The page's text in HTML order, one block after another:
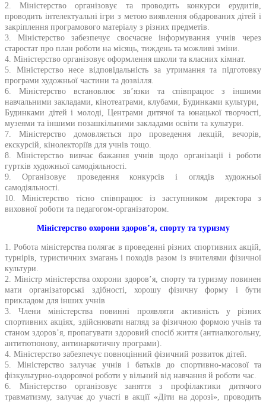
2. Міністерство організовує та проводить конкурси ерудитів,
проводить інтелектуальні ігри з метою виявлення обдарованих дітей і
закріплення програмового матеріалу з різних предметів.
3. Міністерство забезпечує своєчасне інформування учнів через
старостат про план роботи на місяць, тиждень та можливі зміни.
4. Міністерство організовує оформлення школи та класних кімнат.
5. Міністерство несе відповідальність за утримання та підготовку
програми художньої частини та дозвілля.
6. Міністерство встановлює зв’язки та співпрацює з іншими
навчальними закладами, кінотеатрами, клубами, Будинками культури,
Будинками дітей і молоді, Центрами дитячої та юнацької творчості,
музеями та іншими позашкільними закладами освіти та культури.
7. Міністерство домовляється про проведення лекцій, вечорів,
екскурсій, кінолекторіїв для учнів тощо.
8. Міністерство вивчає бажання учнів щодо організації і роботи
гуртків художньої самодіяльності.
9. Організовує проведення конкурсів і оглядів художньої
самодіяльності.
10. Міністерство тісно співпрацює із заступником директора з
виховної роботи та педагогом-організатором.
Міністерство охорони здоров’я, спорту та туризму
1. Робота міністерства полягає в проведенні різних спортивних акцій,
турнірів, туристичних змагань і походів разом із вчителями фізичної
культури.
2. Міністр міністерства охорони здоров’я, спорту та туризму повинен
мати організаторські здібності, хорошу фізичну форму і бути
прикладом для інших учнів
3. Члени міністерства повинні проявляти активність у різних
спортивних акціях, здійснювати нагляд за фізичною формою учнів та
станом здоров’я, пропагувати здоровий спосіб життя (антиалкогольну,
антитютюнову, антинаркотичну програми).
4. Міністерство забезпечує повноцінний фізичний розвиток дітей.
5. Міністерство залучає учнів і батьків до спортивно-масової та
фізкультурно-оздоровчої роботи у вільний від навчання й роботи час.
6. Міністерство організовує заняття з профілактики дитячого
травматизму, залучає до участі в акції «Діти на дорозі», проводить